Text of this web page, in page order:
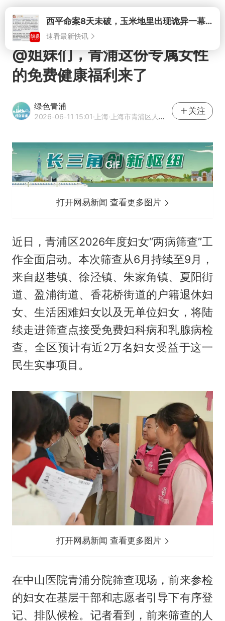
打开西平命案8天未破，玉米地里出现诡异一幕，我突然想起了欧金中
速看最新快讯
@姐妹们，青浦这份专属女性
的免费健康福利来了
绿色青浦
2026-06-11 15:01·上海·上海市青浦区人民政府新闻办公室
关注
打开网易新闻 查看更多图片
近日，青浦区2026年度妇女“两病筛查”工
作全面启动。本次筛查从6月持续至9月，
来自赵巷镇、徐泾镇、朱家角镇、夏阳街
道、盈浦街道、香花桥街道的户籍退休妇
女、生活困难妇女以及无单位妇女，将陆
续走进筛查点接受免费妇科病和乳腺病检
查。全区预计有近2万名妇女受益于这一
民生实事项目。
打开网易新闻 查看更多图片
在中山医院青浦分院筛查现场，前来参检
的妇女在基层干部和志愿者引导下有序登
记、排队候检。记者看到，前来筛查的人